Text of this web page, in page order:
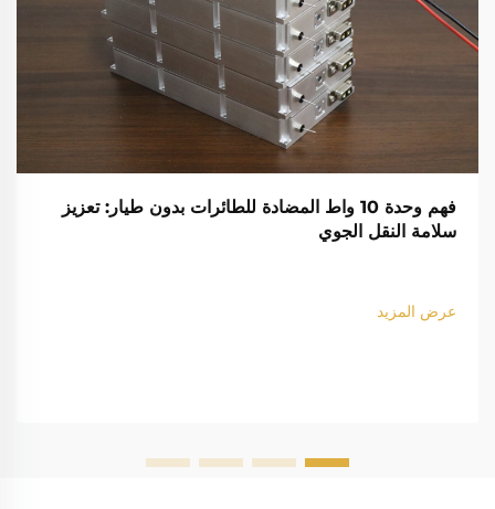
فهم وحدة 10 واط المضادة للطائرات بدون طيار: تعزيز
سلامة النقل الجوي
عرض المزيد